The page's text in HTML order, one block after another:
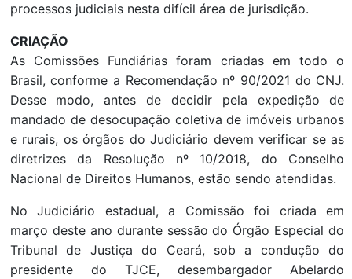
processos judiciais nesta difícil área de jurisdição.
CRIAÇÃO
As Comissões Fundiárias foram criadas em todo o
Brasil, conforme a Recomendação nº 90/2021 do CNJ.
Desse modo, antes de decidir pela expedição de
mandado de desocupação coletiva de imóveis urbanos
e rurais, os órgãos do Judiciário devem verificar se as
diretrizes da Resolução nº 10/2018, do Conselho
Nacional de Direitos Humanos, estão sendo atendidas.
No Judiciário estadual, a Comissão foi criada em
março deste ano durante sessão do Órgão Especial do
Tribunal de Justiça do Ceará, sob a condução do
presidente do TJCE, desembargador Abelardo